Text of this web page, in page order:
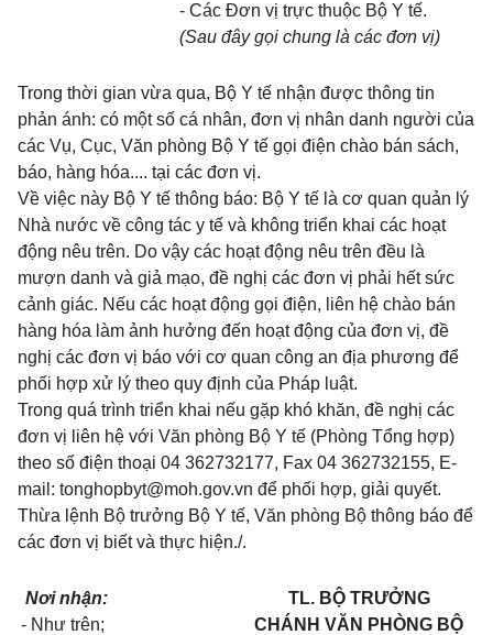
- Các Đơn vị trực thuộc Bộ Y tế.
(Sau đây gọi chung là các đơn vị)
Trong thời gian vừa qua, Bộ Y tế nhận được thông tin
phản ánh: có một số cá nhân, đơn vị nhân danh người của
các Vụ, Cục, Văn phòng Bộ Y tế gọi điện chào bán sách,
báo, hàng hóa.... tại các đơn vị.
Về việc này Bộ Y tế thông báo: Bộ Y tế là cơ quan quản lý
Nhà nước về công tác y tế và không triển khai các hoạt
động nêu trên. Do vậy các hoạt động nêu trên đều là
mượn danh và giả mạo, đề nghị các đơn vị phải hết sức
cảnh giác. Nếu các hoạt động gọi điện, liên hệ chào bán
hàng hóa làm ảnh hưởng đến hoạt động của đơn vị, đề
nghị các đơn vị báo với cơ quan công an địa phương để
phối hợp xử lý theo quy định của Pháp luật.
Trong quá trình triển khai nếu gặp khó khăn, đề nghị các
đơn vị liên hệ với Văn phòng Bộ Y tế (Phòng Tổng hợp)
theo số điện thoại 04 362732177, Fax 04 362732155, E-
mail: tonghopbyt@moh.gov.vn để phối hợp, giải quyết.
Thừa lệnh Bộ trưởng Bộ Y tế, Văn phòng Bộ thông báo để
các đơn vị biết và thực hiện./.
Nơi nhận:
- Như trên;
TL. BỘ TRƯỞNG
CHÁNH VĂN PHÒNG BỘ